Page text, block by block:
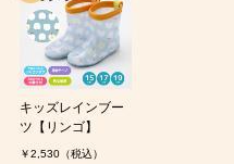
キッズレインブー
ツ【リンゴ】
￥2,530（税込）